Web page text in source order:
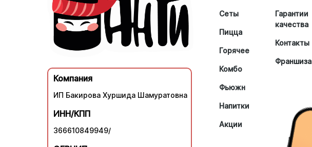
Компания
ИП Бакирова Хуршида Шамуратовна
ИНН/КПП
366610849949/
Сеты
Пицца
Горячее
Комбо
Фьюжн
Напитки
Акции
Гарантии
качества
Контакты
Франшиза